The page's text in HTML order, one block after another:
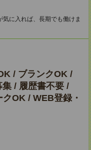
に入れば、長期でも働けま
/ ブランクOK /
/ 履歴書不要 /
OK / WEB登録・